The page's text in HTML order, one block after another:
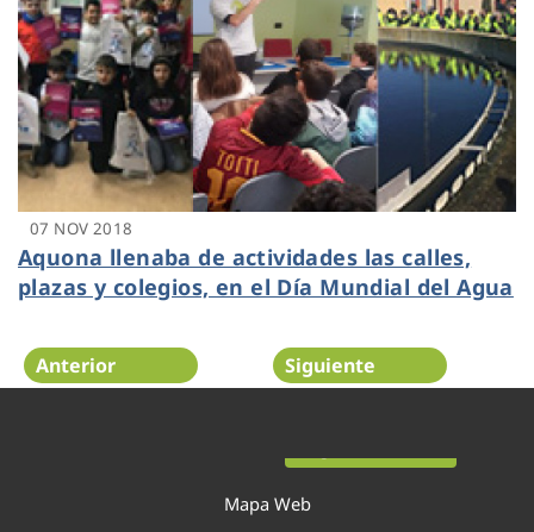
07 NOV 2018
Aquona llenaba de actividades las calles,
plazas y colegios, en el Día Mundial del Agua
Anterior Siguiente
Mapa Web